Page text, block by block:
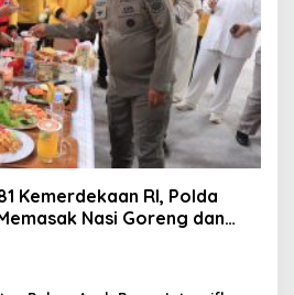
Kemerdekaan RI, Polda
Nasi Goreng dan